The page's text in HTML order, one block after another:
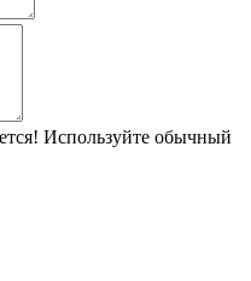
Используйте обычный